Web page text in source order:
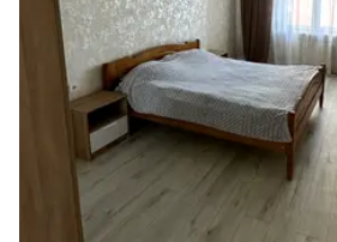
електроенергії. Поруч знаходяться
Ретровіль, школи, дитсадки,
лісопаркова зона. В 5 хвилинах від
будується лінія метро, орієнтовне
будинку доступні безкоштовні